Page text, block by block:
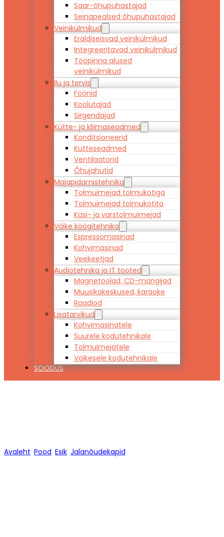
Saar-õhupuhastajad
Seinapealsed õhupuhastajad
Veinikülmikud
Eraldiseisvad veinikülmikud
Integreeritavad veinikülmikud
Tööpinna alused
veinikülmikud
Ilu ja tervis
Föönid
Koolutajad
Sirgendajad
Kütte- ja kliimaseadmed
Konditsioneerid
Kütteseadmed
Ventilaatorid
Õhujahutid
Majapidamistehnika
Tolmuimejad tolmukotiga
Tolmuimejad tolmukotita
Käsi- ja varstolmuimejad
Väike köögitehnika
Espressomasinad
Kohvimasinad
Veekeetjad
Audiotehnika ja IT tooted
Magnetoolad, CD-mängijad
Muusikakeskused, karaoke
Raadiod
Lisatarvikud
Kohvimasinatele
Suurele kodutehnikale
Tolmuimejatele
Väikesele kodutehnikale
SOODUS
Avaleht Pood Esik Jalanõudekapid